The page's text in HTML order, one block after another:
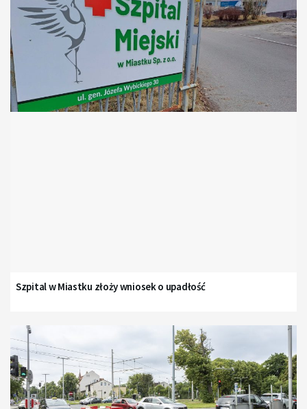
Szpital w Miastku złoży wniosek o upadłość